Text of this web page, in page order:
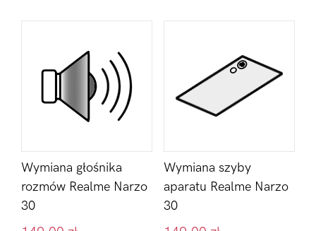
Wymiana głośnika
rozmów Realme Narzo
30
Wymiana szyby
aparatu Realme Narzo
30